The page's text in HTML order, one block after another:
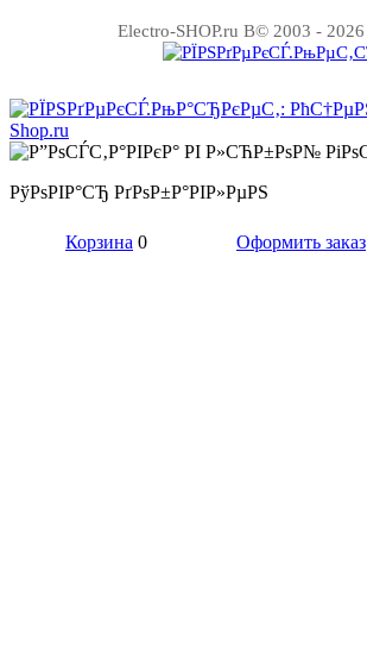
Electro-SHOP.ru В© 2003 - 2026
РўРѕРІР°СЂ РґРѕР±Р°РІР»РµРЅ
Корзина 0 Оформить заказ